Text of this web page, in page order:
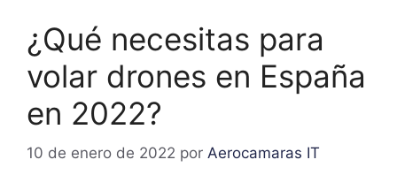
¿Qué necesitas para
volar drones en España
en 2022?
10 de enero de 2022 por Aerocamaras IT